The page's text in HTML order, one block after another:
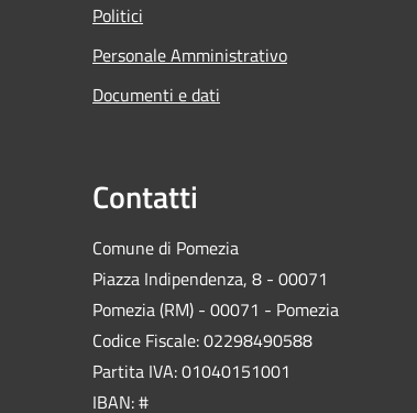
Politici
Personale Amministrativo
Documenti e dati
Contatti
Comune di Pomezia
Piazza Indipendenza, 8 - 00071
Pomezia (RM) - 00071 - Pomezia
Codice Fiscale: 02298490588
Partita IVA: 01040151001
IBAN: #